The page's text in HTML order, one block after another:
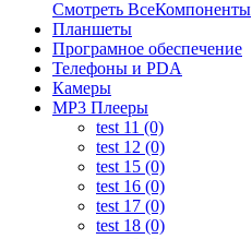
Смотреть ВсеКомпоненты
Планшеты
Програмное обеспечение
Телефоны и PDA
Камеры
MP3 Плееры
test 11 (0)
test 12 (0)
test 15 (0)
test 16 (0)
test 17 (0)
test 18 (0)